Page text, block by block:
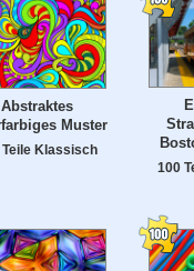
Abstraktes
Muster
Teile Klassisch
100